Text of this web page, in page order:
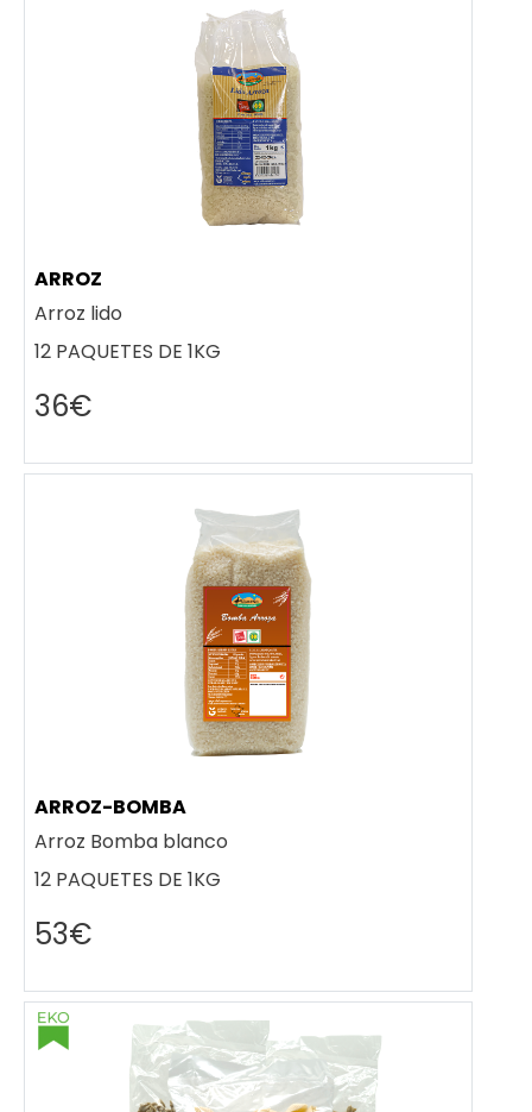
ARROZ
Arroz lido
12 PAQUETES DE 1KG
36€
ARROZ-BOMBA
Arroz Bomba blanco
12 PAQUETES DE 1KG
53€